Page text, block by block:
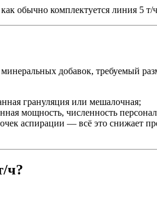
обычно комплектуется линия 5 т/
добавок, требуемый
грануляция или мешалочная;
мощность, численность
аспирации — всё это снижает
ч?